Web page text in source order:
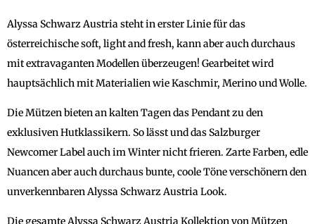
Alyssa Schwarz Austria steht in erster Linie für das
österreichische soft, light and fresh, kann aber auch durchaus
mit extravaganten Modellen überzeugen! Gearbeitet wird
hauptsächlich mit Materialien wie Kaschmir, Merino und Wolle.
Die Mützen bieten an kalten Tagen das Pendant zu den
exklusiven Hutklassikern. So lässt und das Salzburger
Newcomer Label auch im Winter nicht frieren. Zarte Farben, edle
Nuancen aber auch durchaus bunte, coole Töne verschönern den
unverkennbaren Alyssa Schwarz Austria Look.
Die gesamte Alyssa Schwarz Austria Kollektion von Mützen